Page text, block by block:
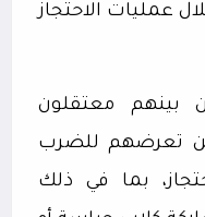
عمليات الاحتجاز
بينهم معتقلون
تعرضهم للضرب
بما في ذلك